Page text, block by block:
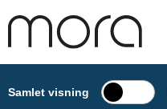
Samlet visning